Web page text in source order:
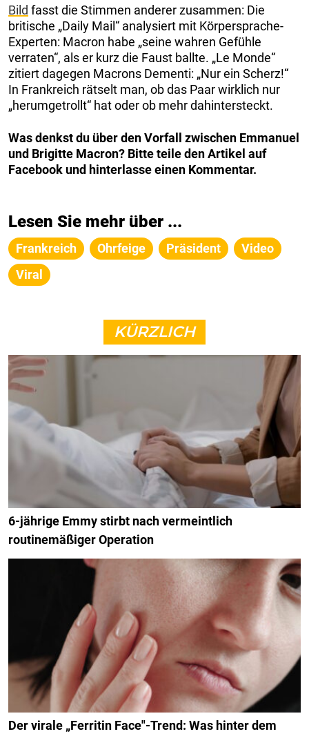
Bild fasst die Stimmen anderer zusammen: Die
britische „Daily Mail“ analysiert mit Körpersprache-
Experten: Macron habe „seine wahren Gefühle
verraten“, als er kurz die Faust ballte. „Le Monde“
zitiert dagegen Macrons Dementi: „Nur ein Scherz!“
In Frankreich rätselt man, ob das Paar wirklich nur
„herumgetrollt“ hat oder ob mehr dahintersteckt.
Was denkst du über den Vorfall zwischen Emmanuel
und Brigitte Macron? Bitte teile den Artikel auf
Facebook und hinterlasse einen Kommentar.
Lesen Sie mehr über ...
Frankreich Ohrfeige Präsident
Video
Viral
KÜRZLICH
6-jährige Emmy stirbt nach vermeintlich
routinemäßiger Operation
Der virale „Ferritin Face"-Trend: Was hinter dem